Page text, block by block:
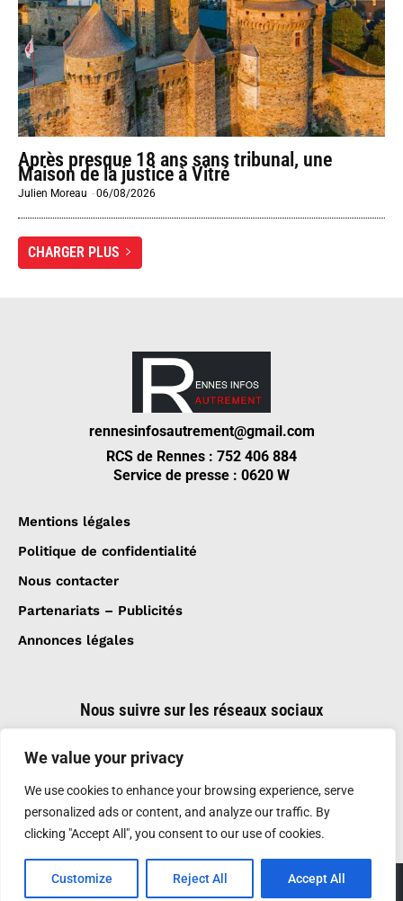
We value your privacy
We use cookies to enhance your browsing experience, serve
personalized ads or content, and analyze our traffic. By
clicking "Accept All", you consent to our use of cookies.
Customize Reject All Accept All
Après presque 18 ans sans tribunal, une
Maison de la justice à Vitré
Julien Moreau -06/08/2026
CHARGER PLUS
rennesinfosautrement@gmail.com
RCS de Rennes : 752 406 884
Service de presse : 0620 W
Mentions légales
Politique de confidentialité
Nous contacter
Partenariats – Publicités
Annonces légales
Nous suivre sur les réseaux sociaux
Création et réalisation :GDM-Pixel
, tous droits